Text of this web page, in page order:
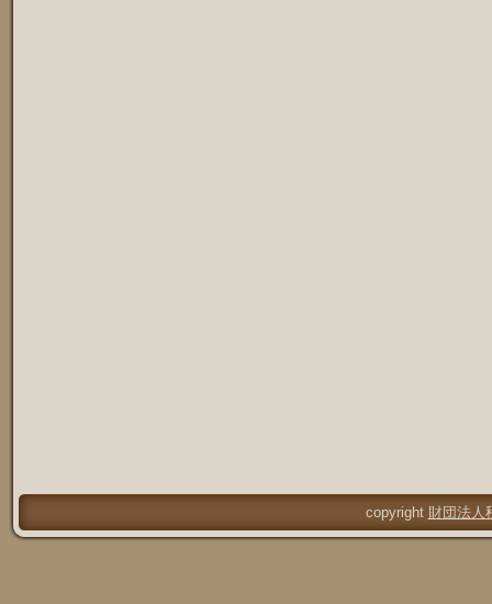
copyright 財団法人